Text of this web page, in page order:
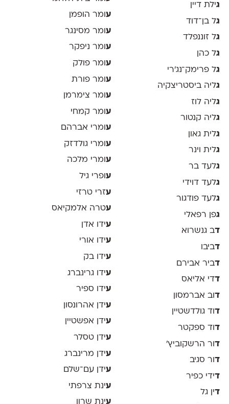
גילת דיין
גל בן־דוד
גל זוננפלד
גל כהן
גל פרימק־נג׳רי
גליה ביסטריצקיה
גליה לוז
גליה קנטור
גלית גאון
גלית וינר
גלעד בר
גלעד דוידי
גלעד פודגור
גפן רפאלי
דב גנשרוא
דביבו
דביר אבירם
דדי אליאס
דוב אברמסון
דוד גולדשטיין
דוד ספקטר
דור הרשקוביץ׳
דור סגיב
דידי כפיר
דין גל
ע ומר הופמן
ע ומר מסינגר
עומר ניפקר
ע ומר פולק
עומר פורת
ע ומר צימרמן
ע ומר קמחי
עומרי אברהם
ע ומרי גולדזק
עומרי מלכה
ע ופרי גיל
עזרי טרזי
עטרה אלמקיאס
עידו אדן
עידו אורי
עידו בק
עידו גרינברג
עידו ספיר
עידן אהרונסון
עידן אפשטיין
עידן טסלר
עידן מרינברג
עידן עם־שלם
עינת צרפתי
עינת שרון